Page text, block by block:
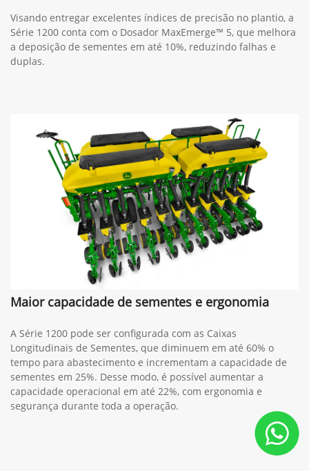
Visando entregar excelentes índices de precisão no plantio, a
Série 1200 conta com o Dosador MaxEmerge™ 5, que melhora
a deposição de sementes em até 10%, reduzindo falhas e
duplas.
Maior capacidade de sementes e ergonomia
A Série 1200 pode ser configurada com as Caixas
Longitudinais de Sementes, que diminuem em até 60% o
tempo para abastecimento e incrementam a capacidade de
sementes em 25%. Desse modo, é possível aumentar a
capacidade operacional em até 22%, com ergonomia e
segurança durante toda a operação.